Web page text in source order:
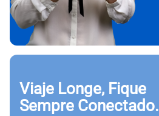
Viaje Longe, Fique
Sempre Conectado.